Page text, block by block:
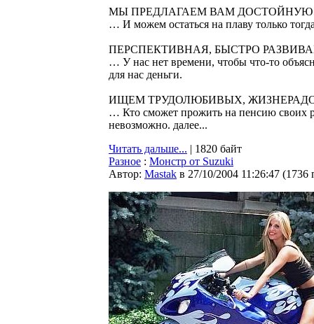
МЫ ПРЕДЛАГАЕМ ВАМ ДОСТОЙНУЮ
… И можем остаться на плаву только
ПЕРСПЕКТИВНАЯ, БЫСТРО
… У нас нет времени, чтобы что-то
для нас деньги.
ИЩЕМ ТРУДОЛЮБИВЫХ,
… Кто сможет прожить на пенсию своих
невозможно. далее...
Читать дальше... | 1820 байт
Разное : Монстр от Suzuki
Автор: Мastak в 27/10/2004 11:26:47 (1736